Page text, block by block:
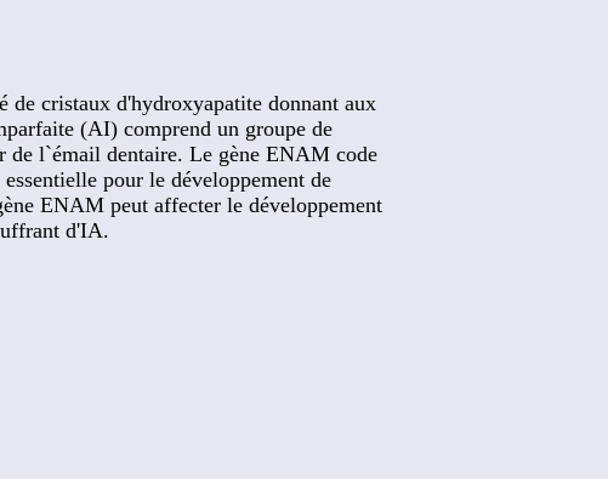
de cristaux d'hydroxyapatite donnant aux
(AI) comprend un groupe de
de l`émail dentaire. Le gène ENAM code
pour le développement de
ENAM peut affecter le développement
d'IA.